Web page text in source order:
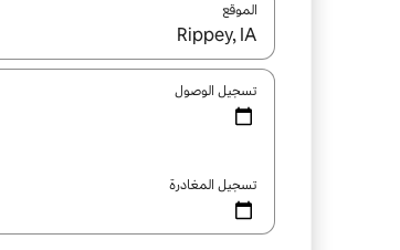
الموقع
عند توفر النتائج، انتقل باستخدام
تسجيل الوصول
تسجيل المغادرة